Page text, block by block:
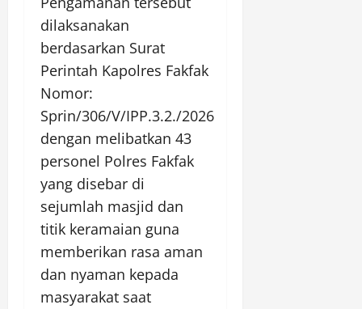
dilaksanakan
berdasarkan Surat
Perintah Kapolres Fakfak
Nomor:
Sprin/306/V/IPP.3.2./2026
dengan melibatkan 43
personel Polres Fakfak
yang disebar di
sejumlah masjid dan
titik keramaian guna
memberikan rasa aman
dan nyaman kepada
masyarakat saat